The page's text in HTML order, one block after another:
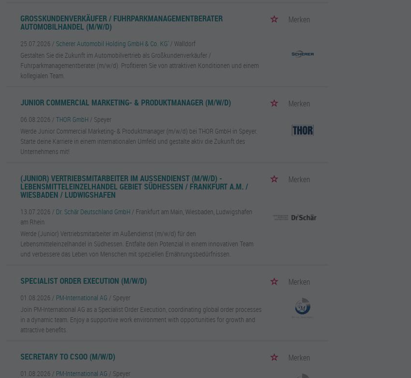
GROSSKUNDENVERKÄUFER / FUHRPARKMANAGEMENTBERATER A
UTOMOBILHANDEL (M/W/D)
Merken
25.07.2026 / Scherer Automobil Holding GmbH & Co. KG' / Walldorf
Gestalten Sie die Zukunft im Automobilvertrieb als Großkundenverkäufer /
Fuhrparkmanagementberater (m/w/d). Profitieren Sie von attraktiven Konditionen und einem
kollegialen Team.
JUNIOR COMMERCIAL MARKETING- & PRODUKTMANAGER (M/W/D) Merken
06.08.2026 /THOR GmbH / Speyer
Werde Junior Commercial Marketing- & Produktmanager (m/w/d) bei THOR GmbH in Speyer.
Starte deine Karriere in einem internationalen Umfeld und gestalte aktiv die Zukunft des
Unternehmens mit!
(JUNIOR) VERTRIEBSMITARBEITER IM AUSSENDIENST (M/W/D) - L
EBENSMITTELEINZELHANDEL GEBIET SÜDHESSEN / FRANKFURT A.M. / W
IESBADEN / LUDWIGSHAFEN
Merken
13.07.2026 / Dr. Schär Deutschland GmbH / Frankfurt am Main, Wiesbaden, Ludwigshafen
am Rhein
Werde (Junior) Vertriebsmitarbeiter im Außendienst (m/w/d) für den
Lebensmitteleinzelhandel in Südhessen. Entfalte dein Potenzial in einem innovativen Team
und verbessere das Leben von Menschen mit speziellen Ernährungsbedürfnissen.
SPECIALIST ORDER EXECUTION (M/W/D) Merken
01.08.2026 / PM-International AG / Speyer
Join PM-International AG as a Specialist Order Execution, coordinating global order processes
in a dynamic team. Enjoy a supportive work environment with opportunities for growth and
attractive benefits.
SECRETARY TO CSOO (M/W/D) Merken
01.08.2026 / PM-International AG / Speyer